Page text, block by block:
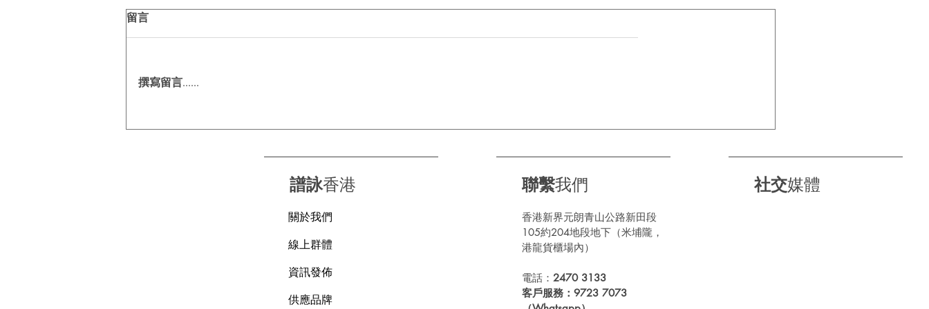
👨‍👩‍👧‍👦🔇
留言
撰寫留言......
譜詠香港
關於我們
線上群體
資訊發佈
​供應品牌
聯繫我們
香港新界元朗青山公路新田段
105約204地段地下（米埔隴，
港龍貨櫃場內）
電話： 2470 3133
客戶服務：9723 7073
社交媒體